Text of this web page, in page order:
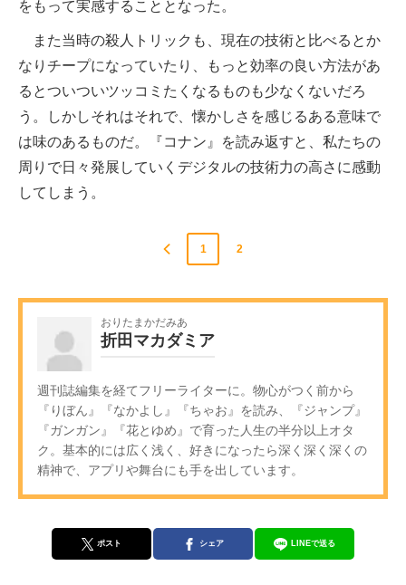
をもって実感することとなった。
また当時の殺人トリックも、現在の技術と比べるとか
なりチープになっていたり、もっと効率の良い方法があ
るとついついツッコミたくなるものも少なくないだろ
う。しかしそれはそれで、懐かしさを感じるある意味で
は味のあるものだ。『コナン』を読み返すと、私たちの
周りで日々発展していくデジタルの技術力の高さに感動
してしまう。
1 2
おりたまかだみあ
折田マカダミア
週刊誌編集を経てフリーライターに。物心がつく前から
『りぼん』『なかよし』『ちゃお』を読み、『ジャンプ』
『ガンガン』『花とゆめ』で育った人生の半分以上オタ
ク。基本的には広く浅く、好きになったら深く深く深くの
精神で、アプリや舞台にも手を出しています。
ポスト シェア LINEで送る